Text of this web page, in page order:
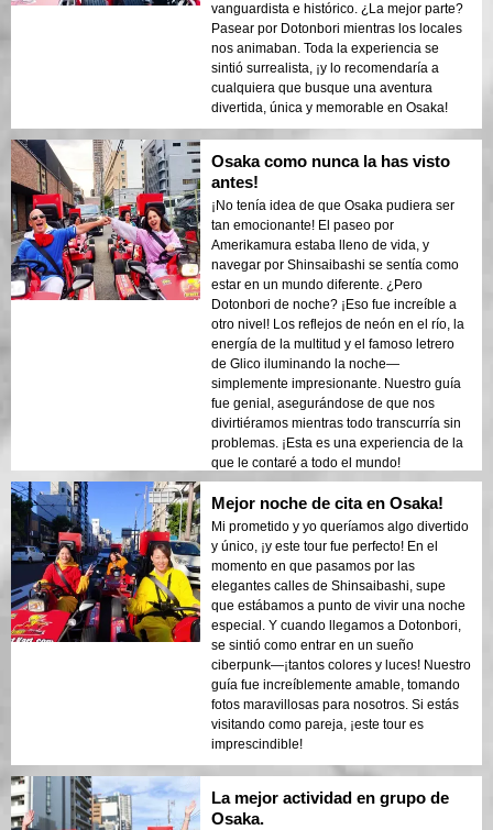
vanguardista e histórico. ¿La mejor parte?
Pasear por Dotonbori mientras los locales
nos animaban. Toda la experiencia se
sintió surrealista, ¡y lo recomendaría a
cualquiera que busque una aventura
divertida, única y memorable en Osaka!
Osaka como nunca la has visto
antes!
¡No tenía idea de que Osaka pudiera ser
tan emocionante! El paseo por
Amerikamura estaba lleno de vida, y
navegar por Shinsaibashi se sentía como
estar en un mundo diferente. ¿Pero
Dotonbori de noche? ¡Eso fue increíble a
otro nivel! Los reflejos de neón en el río, la
energía de la multitud y el famoso letrero
de Glico iluminando la noche—
simplemente impresionante. Nuestro guía
fue genial, asegurándose de que nos
divirtiéramos mientras todo transcurría sin
problemas. ¡Esta es una experiencia de la
que le contaré a todo el mundo!
Mejor noche de cita en Osaka!
Mi prometido y yo queríamos algo divertido
y único, ¡y este tour fue perfecto! En el
momento en que pasamos por las
elegantes calles de Shinsaibashi, supe
que estábamos a punto de vivir una noche
especial. Y cuando llegamos a Dotonbori,
se sintió como entrar en un sueño
ciberpunk—¡tantos colores y luces! Nuestro
guía fue increíblemente amable, tomando
fotos maravillosas para nosotros. Si estás
visitando como pareja, ¡este tour es
imprescindible!
La mejor actividad en grupo de
Osaka.